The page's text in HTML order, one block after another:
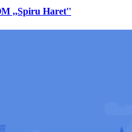
,,Spiru Haret''